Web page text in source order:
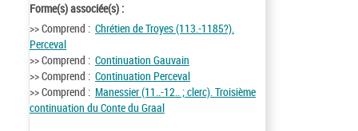
Forme(s) associée(s) :
>> Comprend : Chrétien de Troyes (113.-1185?).
Perceval
>> Comprend : Continuation Gauvain
>> Comprend : Continuation Perceval
>> Comprend : Manessier (11..-12.. ; clerc). Troisième
continuation du Conte du Graal